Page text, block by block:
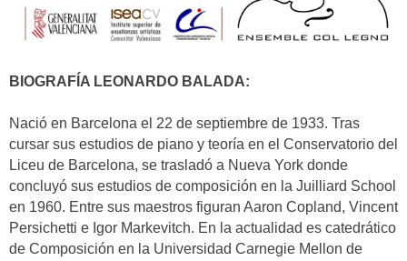
BIOGRAFÍA LEONARDO BALADA:
Nació en Barcelona el 22 de septiembre de 1933. Tras
cursar sus estudios de piano y teoría en el Conservatorio del
Liceu de Barcelona, se trasladó a Nueva York donde
concluyó sus estudios de composición en la Juilliard School
en 1960. Entre sus maestros figuran Aaron Copland, Vincent
Persichetti e Igor Markevitch. En la actualidad es catedrático
de Composición en la Universidad Carnegie Mellon de